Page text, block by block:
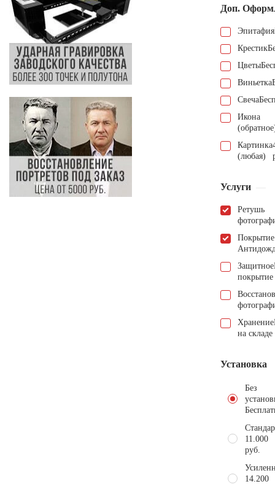
Доп.
Эпитафия
Крестик
Цветы
Виньетка
Свеча
Икона
Картинка
(любая)
Услуги
Ретушь
Покрытие
Защитное
покрытие
Хранение
на складе
Установка
Без
11.000
руб.
14.200